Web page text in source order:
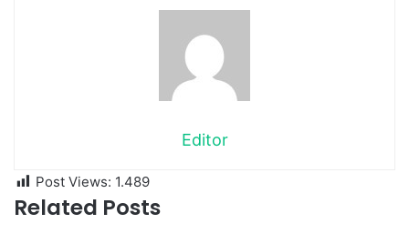
Editor
Post Views: 1.489
Related Posts